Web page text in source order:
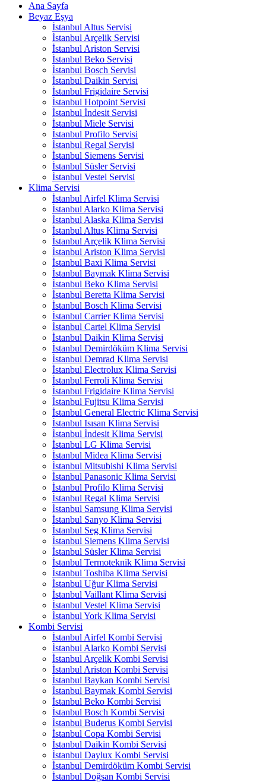
Ana Sayfa
Beyaz Eşya
İstanbul Altus Servisi
İstanbul Arçelik Servisi
İstanbul Ariston Servisi
İstanbul Beko Servisi
İstanbul Bosch Servisi
İstanbul Daikin Servisi
İstanbul Frigidaire Servisi
İstanbul Hotpoint Servisi
İstanbul İndesit Servisi
İstanbul Miele Servisi
İstanbul Profilo Servisi
İstanbul Regal Servisi
İstanbul Siemens Servisi
İstanbul Süsler Servisi
İstanbul Vestel Servisi
Klima Servisi
İstanbul Airfel Klima Servisi
İstanbul Alarko Klima Servisi
İstanbul Alaska Klima Servisi
İstanbul Altus Klima Servisi
İstanbul Arçelik Klima Servisi
İstanbul Ariston Klima Servisi
İstanbul Baxi Klima Servisi
İstanbul Baymak Klima Servisi
İstanbul Beko Klima Servisi
İstanbul Beretta Klima Servisi
İstanbul Bosch Klima Servisi
İstanbul Carrier Klima Servisi
İstanbul Cartel Klima Servisi
İstanbul Daikin Klima Servisi
İstanbul Demirdöküm Klima Servisi
İstanbul Demrad Klima Servisi
İstanbul Electrolux Klima Servisi
İstanbul Ferroli Klima Servisi
İstanbul Frigidaire Klima Servisi
İstanbul Fujitsu Klima Servisi
İstanbul General Electric Klima Servisi
İstanbul Isısan Klima Servisi
İstanbul İndesit Klima Servisi
İstanbul LG Klima Servisi
İstanbul Midea Klima Servisi
İstanbul Mitsubishi Klima Servisi
İstanbul Panasonic Klima Servisi
İstanbul Profilo Klima Servisi
İstanbul Regal Klima Servisi
İstanbul Samsung Klima Servisi
İstanbul Sanyo Klima Servisi
İstanbul Seg Klima Servisi
İstanbul Siemens Klima Servisi
İstanbul Süsler Klima Servisi
İstanbul Termoteknik Klima Servisi
İstanbul Toshiba Klima Servisi
İstanbul Uğur Klima Servisi
İstanbul Vaillant Klima Servisi
İstanbul Vestel Klima Servisi
İstanbul York Klima Servisi
Kombi Servisi
İstanbul Airfel Kombi Servisi
İstanbul Alarko Kombi Servisi
İstanbul Arçelik Kombi Servisi
İstanbul Ariston Kombi Servisi
İstanbul Baykan Kombi Servisi
İstanbul Baymak Kombi Servisi
İstanbul Beko Kombi Servisi
İstanbul Bosch Kombi Servisi
İstanbul Buderus Kombi Servisi
İstanbul Copa Kombi Servisi
İstanbul Daikin Kombi Servisi
İstanbul Daylux Kombi Servisi
İstanbul Demirdöküm Kombi Servisi
İstanbul Doğsan Kombi Servisi